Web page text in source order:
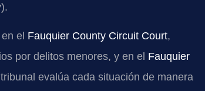
el Fauquier County Circuit Court,
por delitos menores, y en el Fauquier
evalúa cada situación de manera